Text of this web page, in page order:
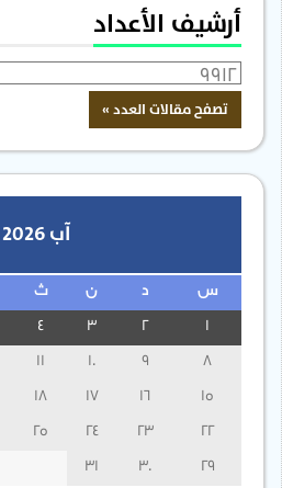
أرشيف الأعداد
آب 2026
س ن ث
3
15
16
17
18
22
23
24
25
29
30
31